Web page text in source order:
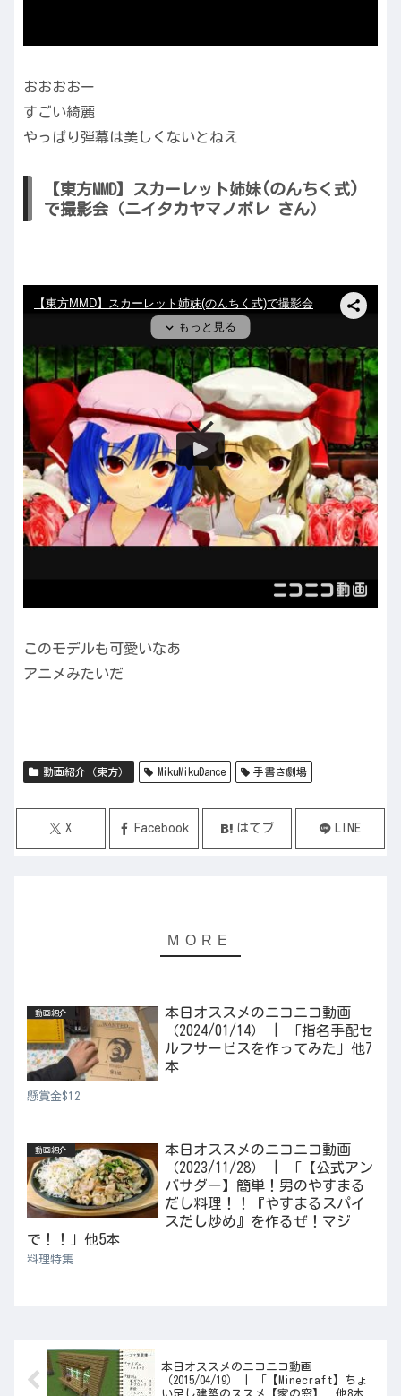
おおおおー
すごい綺麗
やっぱり弾幕は美しくないとねえ
【東方MMD】スカーレット姉妹(のんちく式)
で撮影会（ニイタカヤマノボレ さん）
このモデルも可愛いなあ
アニメみたいだ
動画紹介（東方） MikuMikuDance 手書き劇場
X Facebook はてブ LINE
動画紹介
本日オススメのニコニコ動画
（2024/01/14） | 「指名手配セ
ルフサービスを作ってみた」他7
本
懸賞金$12
動画紹介
本日オススメのニコニコ動画
（2023/11/28） | 「【公式アン
バサダー】簡単！男のやすまる
だし料理！！『やすまるスパイ
スだし炒め』を作るぜ！マジ
で！！」他5本
料理特集
本日オススメのニコニコ動画
（2015/04/19） | 「【Minecraft】ちょ